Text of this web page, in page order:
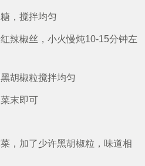
，搅拌均匀
辣椒丝，小火慢炖10-15分钟左
胡椒粒搅拌均匀
末即可
，加了少许黑胡椒粒，味道相